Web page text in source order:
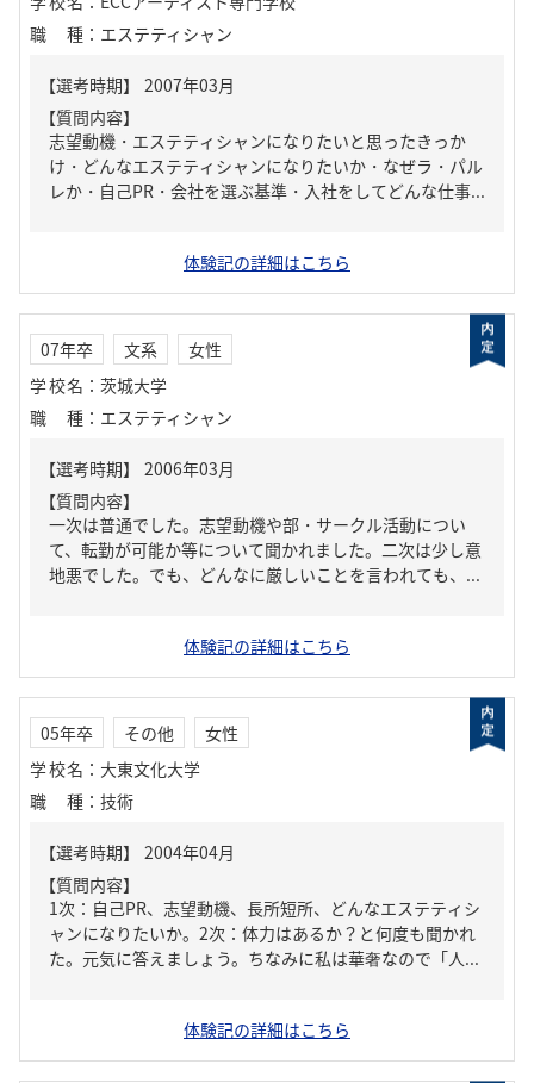
職種 ： エステティシャン
【質問内容】
志望動機・エステティシャンになりたいと思ったきっか
け・どんなエステティシャンになりたいか・なぜラ・パル
レか・自己PR・会社を選ぶ基準・入社をしてどんな仕事...
体験記の詳細はこちら
07年卒 文系
女性
学校名 ： 茨城大学
職種 ： エステティシャン
【質問内容】
一次は普通でした。志望動機や部・サークル活動につい
て、転勤が可能か等について聞かれました。二次は少し意
地悪でした。でも、どんなに厳しいことを言われても、...
体験記の詳細はこちら
05年卒 その他
女性
学校名 ： 大東文化大学
職種 ： 技術
【質問内容】
1次：自己PR、志望動機、長所短所、どんなエステティシ
ャンになりたいか。2次：体力はあるか？と何度も聞かれ
た。元気に答えましょう。ちなみに私は華奢なので「人...
体験記の詳細はこちら